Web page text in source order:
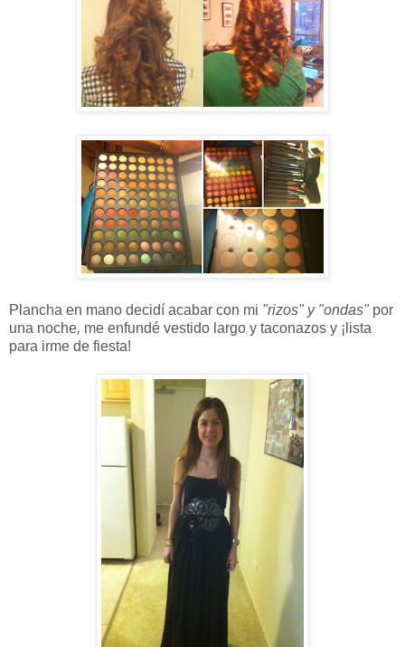
Plancha en mano decidí acabar con mi "rizos" y "ondas" por
una noche, me enfundé vestido largo y taconazos y ¡lista
para irme de fiesta!